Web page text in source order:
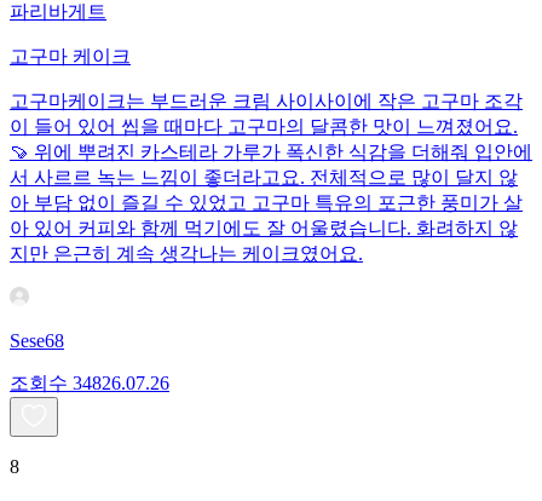
파리바게트
고구마 케이크
고구마케이크는 부드러운 크림 사이사이에 작은 고구마 조각
이 들어 있어 씹을 때마다 고구마의 달콤한 맛이 느껴졌어요.
🍠 위에 뿌려진 카스테라 가루가 폭신한 식감을 더해줘 입안에
서 사르르 녹는 느낌이 좋더라고요. 전체적으로 많이 달지 않
아 부담 없이 즐길 수 있었고 고구마 특유의 포근한 풍미가 살
아 있어 커피와 함께 먹기에도 잘 어울렸습니다. 화려하지 않
지만 은근히 계속 생각나는 케이크였어요.
Sese68
조회수 34826.07.26
8